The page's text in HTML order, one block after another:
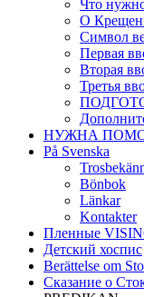
Что
О
Символ
Первая
Вторая
Третья
НУЖНА
På Svenska
Bönbok
Länkar
Kontakter
Пленные
Детский хоспис
Berättelse om
Сказание о